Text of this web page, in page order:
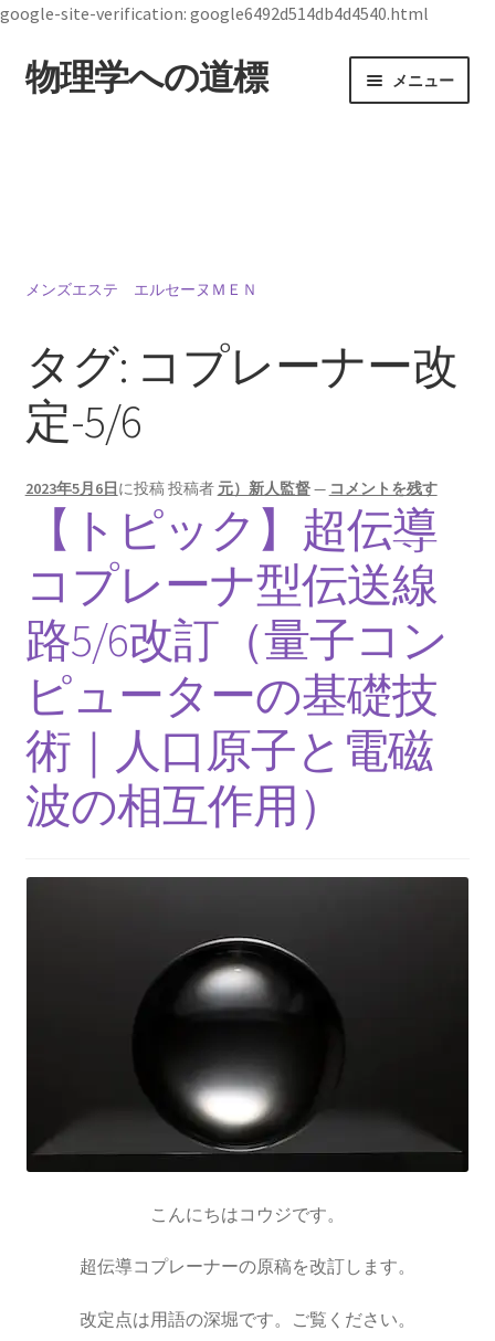
google-site-verification: google6492d514db4d4540.html
ナ
ビ
ス
プ
コ
ン
ッ
物理学への道標 メニュー
【1928年7月28日 ～1990年10月1日】— 量子世界
の常識を問い直した理論物理学者 —
【インドまで出かけて見聞を広め、
原子・統計を始めた賢人】
ピタゴラス: Pythagoras
【謎に満ちた数と幾何学の創始者】
フォン・ノイマン
【映画作品「博士の異常な愛情」のモデル‗ノ
イマン型PC開発】
【 医学の視点から光の波動説を発展｜三原色の提唱】
歴史的な集合写真
1927年10月開催
【第五回ソルベー会議】
メンズエステ エルセーヌＭＥＮ
タグ: コプレーナー改
定-5/6
2023年5月6日に投稿投稿者 元）新人監督— コメントを残す
【トピック】超伝導
コプレーナ型伝送線
路5/6改訂（量子コン
ピューターの基礎技
術｜人口原子と電磁
波の相互作用）
こんにちはコウジです。
超伝導コプレーナーの原稿を改訂します。
改定点は用語の深堀です。ご覧ください。